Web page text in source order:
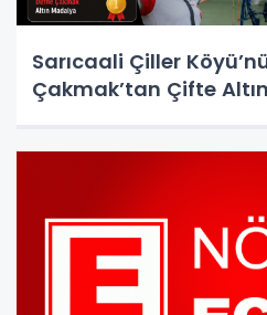
Sarıcaali Çiller
Çakmak’tan Çifte